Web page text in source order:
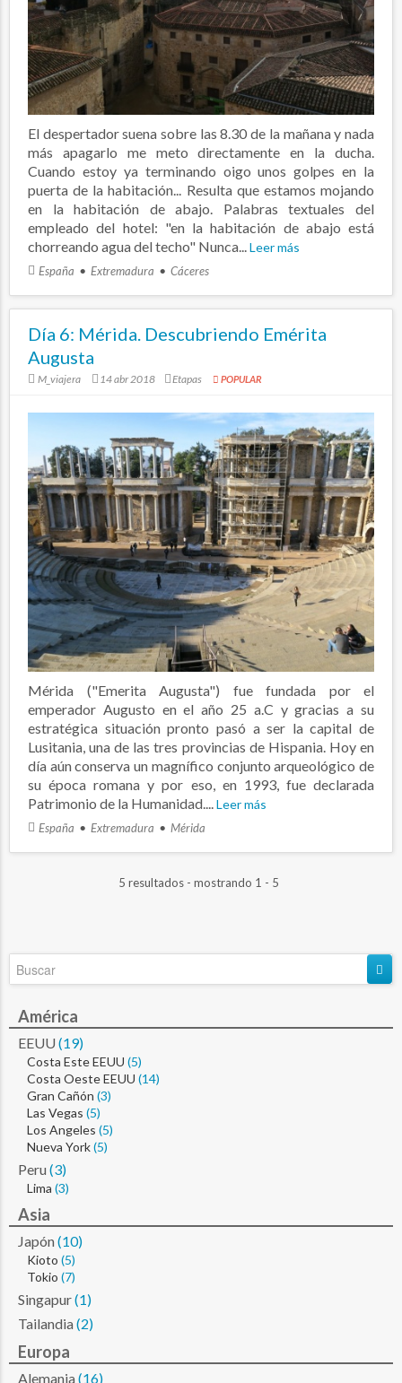
El despertador suena sobre las 8.30 de la mañana y nada
más apagarlo me meto directamente en la ducha.
Cuando estoy ya terminando oigo unos golpes en la
puerta de la habitación... Resulta que estamos mojando
en la habitación de abajo. Palabras textuales del
empleado del hotel: "en la habitación de abajo está
chorreando agua del techo" Nunca...Leer más
España Extremadura Cáceres
Día 6: Mérida. Descubriendo Emérita
Augusta
M_viajera 14 abr 2018 Etapas POPULAR
Mérida ("Emerita Augusta") fue fundada por el
emperador Augusto en el año 25 a.C y gracias a su
estratégica situación pronto pasó a ser la capital de
Lusitania, una de las tres provincias de Hispania. Hoy en
día aún conserva un magnífico conjunto arqueológico de
su época romana y por eso, en 1993, fue declarada
Patrimonio de la Humanidad....Leer más
España Extremadura Mérida
5 resultados - mostrando 1 - 5
América
EEUU (19)
Costa Este EEUU (5)
Costa Oeste EEUU (14)
Gran Cañón (3)
Las Vegas (5)
Los Angeles (5)
Nueva York(5)
Peru (3)
Lima (3)
Asia
Japón (10)
Kioto (5)
Tokio (7)
Singapur(1)
Tailandia (2)
Europa
Alemania (16)